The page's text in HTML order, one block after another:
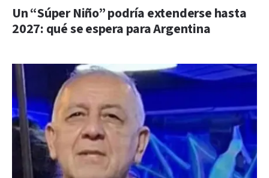
Un “Súper Niño” podría extenderse hasta
2027: qué se espera para Argentina